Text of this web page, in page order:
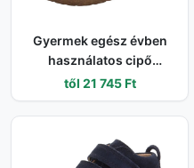
Gyermek egész évben
használatos cipő
SATURNUS, Superfit,1-
009346-8010, világoskék
- 21
től 21 745 Ft